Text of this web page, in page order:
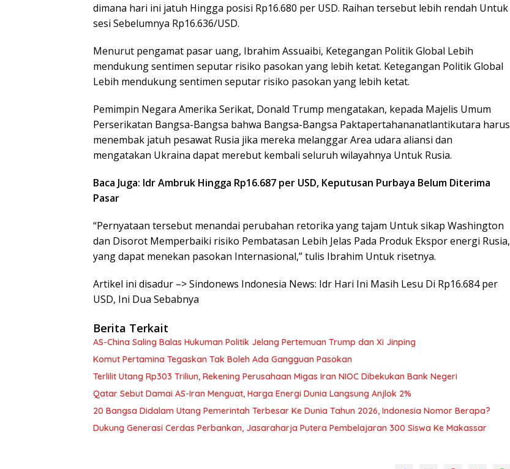
dimana hari ini jatuh Hingga posisi Rp16.680 per USD. Raihan tersebut lebih rendah Untuk
sesi Sebelumnya Rp16.636/USD.
Menurut pengamat pasar uang, Ibrahim Assuaibi, Ketegangan Politik Global Lebih
mendukung sentimen seputar risiko pasokan yang lebih ketat. Ketegangan Politik Global
Lebih mendukung sentimen seputar risiko pasokan yang lebih ketat.
Pemimpin Negara Amerika Serikat, Donald Trump mengatakan, kepada Majelis Umum
Perserikatan Bangsa-Bangsa bahwa Bangsa-Bangsa Paktapertahananatlantikutara harus
menembak jatuh pesawat Rusia jika mereka melanggar Area udara aliansi dan
mengatakan Ukraina dapat merebut kembali seluruh wilayahnya Untuk Rusia.
Baca Juga: Idr Ambruk Hingga Rp16.687 per USD, Keputusan Purbaya Belum Diterima
Pasar
“Pernyataan tersebut menandai perubahan retorika yang tajam Untuk sikap Washington
dan Disorot Memperbaiki risiko Pembatasan Lebih Jelas Pada Produk Ekspor energi Rusia,
yang dapat menekan pasokan Internasional,” tulis Ibrahim Untuk risetnya.
Artikel ini disadur –> Sindonews Indonesia News: Idr Hari Ini Masih Lesu Di Rp16.684 per
USD, Ini Dua Sebabnya
Berita Terkait
AS-China Saling Balas Hukuman Politik Jelang Pertemuan Trump dan Xi Jinping
Komut Pertamina Tegaskan Tak Boleh Ada Gangguan Pasokan
Terlilit Utang Rp303 Triliun, Rekening Perusahaan Migas Iran NIOC Dibekukan Bank Negeri
Qatar Sebut Damai AS-Iran Menguat, Harga Energi Dunia Langsung Anjlok 2%
20 Bangsa Didalam Utang Pemerintah Terbesar Ke Dunia Tahun 2026, Indonesia Nomor Berapa?
Dukung Generasi Cerdas Perbankan, Jasaraharja Putera Pembelajaran 300 Siswa Ke Makassar